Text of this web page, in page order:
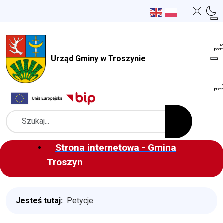
Urząd Gminy w Troszynie
Szukaj
Strona internetowa - Gmina
Troszyn
Jesteś tutaj: Petycje